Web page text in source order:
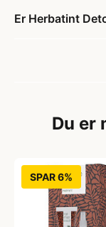
Er Herbatint
Du er
SPAR 6%